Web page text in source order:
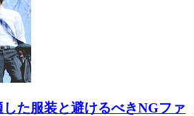
た服装と避けるべきNGファ